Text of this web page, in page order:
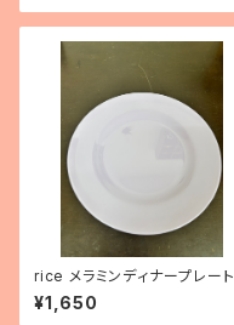
rice メラミンディナープレート
（パープル）
¥1,650